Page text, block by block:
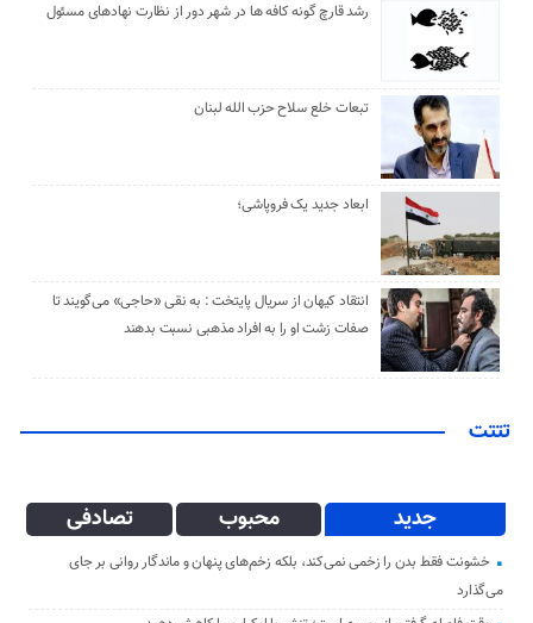
رشد قارچ گونه کافه ها در شهر دور از نظارت نهادهای مسئول
تبعات خلع سلاح حزب الله لبنان
ابعاد جدید یک فروپاشی؛
انتقاد کیهان از سریال پایتخت : به نقی «حاجی» می‌گویند تا
صفات زشت او را به افراد مذهبی نسبت بدهند
تتتت
جدید محبوب تصادفی
خشونت فقط بدن را زخمی نمی‌کند، بلکه زخم‌های پنهان و ماندگار روانی بر جای
می‌گذارد